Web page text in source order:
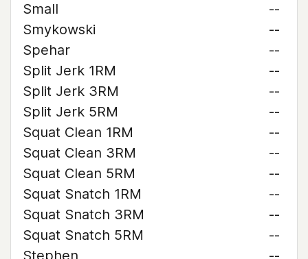
Small
--
Smykowski
--
Spehar
--
Split Jerk 1RM
--
Split Jerk 3RM
--
Split Jerk 5RM
--
Squat Clean 1RM
--
Squat Clean 3RM
--
Squat Clean 5RM
--
Squat Snatch 1RM
--
Squat Snatch 3RM
--
Squat Snatch 5RM
--
Stephen
--